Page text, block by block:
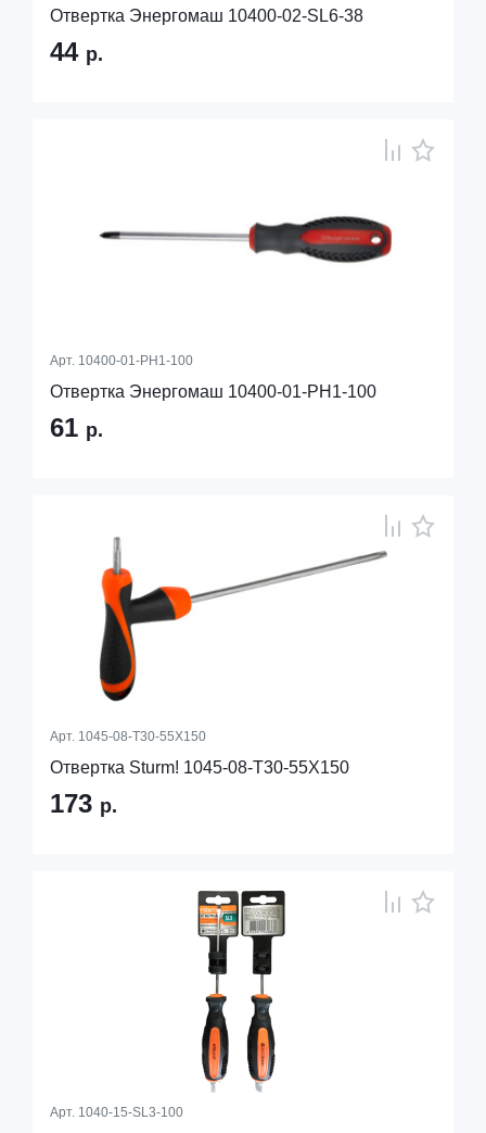
Отвертка Энергомаш 10400-02-SL6-38
44 р.
Арт. 10400-01-PH1-100
Отвертка Энергомаш 10400-01-PH1-100
61 р.
Арт. 1045-08-T30-55X150
Отвертка Sturm! 1045-08-T30-55X150
173 р.
Арт. 1040-15-SL3-100